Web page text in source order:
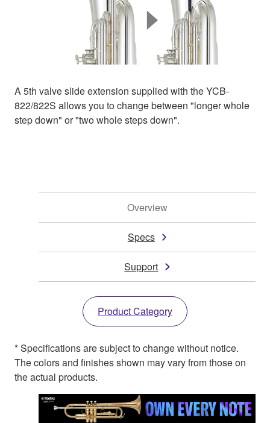
A 5th valve slide extension supplied with the YCB-
822/822S allows you to change between "longer whole
step down" or "two whole steps down".
Overview
Specs
Support
Product Category
* Specifications are subject to change without notice.
The colors and finishes shown may vary from those on
the actual products.